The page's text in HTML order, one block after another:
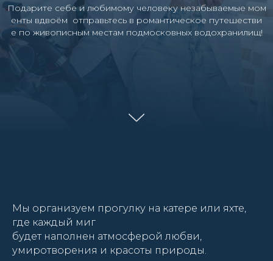
Подарите себе и любимому человеку незабываемые мом
енты вдвоём отправьтесь в романтическое путешестви
е по живописным местам подмосковных водохранилищ!
Мы организуем прогулку на катере или яхте,
где каждый миг
будет наполнен атмосферой любви,
умиротворения и красоты природы.